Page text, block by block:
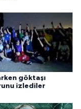
göktaşı
izlediler